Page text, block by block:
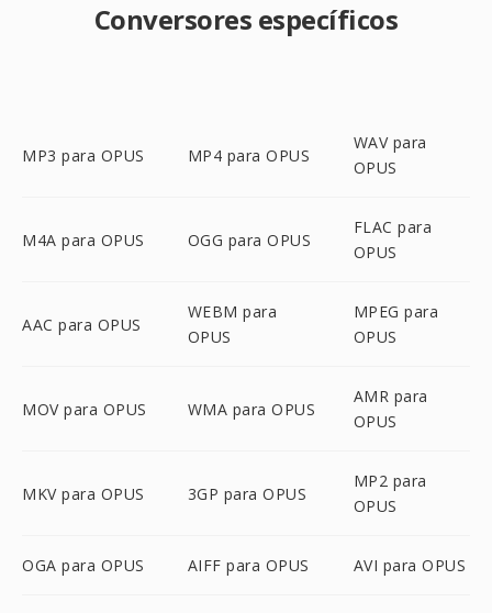
Conversores específicos
MP3 para OPUS MP4 para OPUS
WAV para
OPUS
M4A para OPUS OGG para OPUS
FLAC para
OPUS
AAC para OPUS
WEBM para
OPUS
MPEG para
OPUS
MOV para OPUS WMA para OPUS
AMR para
OPUS
MKV para OPUS 3GP para OPUS
MP2 para
OPUS
OGA para OPUS AIFF para OPUS AVI para OPUS